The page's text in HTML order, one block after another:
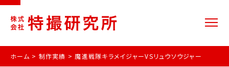
ホーム > 制作実績 > 魔進戦隊キラメイジャーVSリュウソウジャー